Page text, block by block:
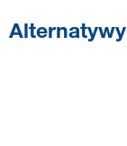
Alternatywy